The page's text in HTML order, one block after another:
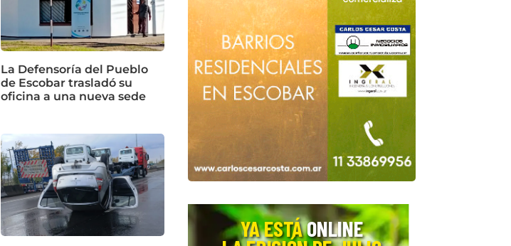
La Defensoría del Pueblo
de Escobar trasladó su
oficina a una nueva sede